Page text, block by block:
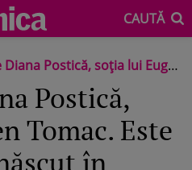
CAUTĂ
soția lui Eugen Tomac. Este avocat și s-a născut în Republica Moldova
Postică,
Tomac. Este
în